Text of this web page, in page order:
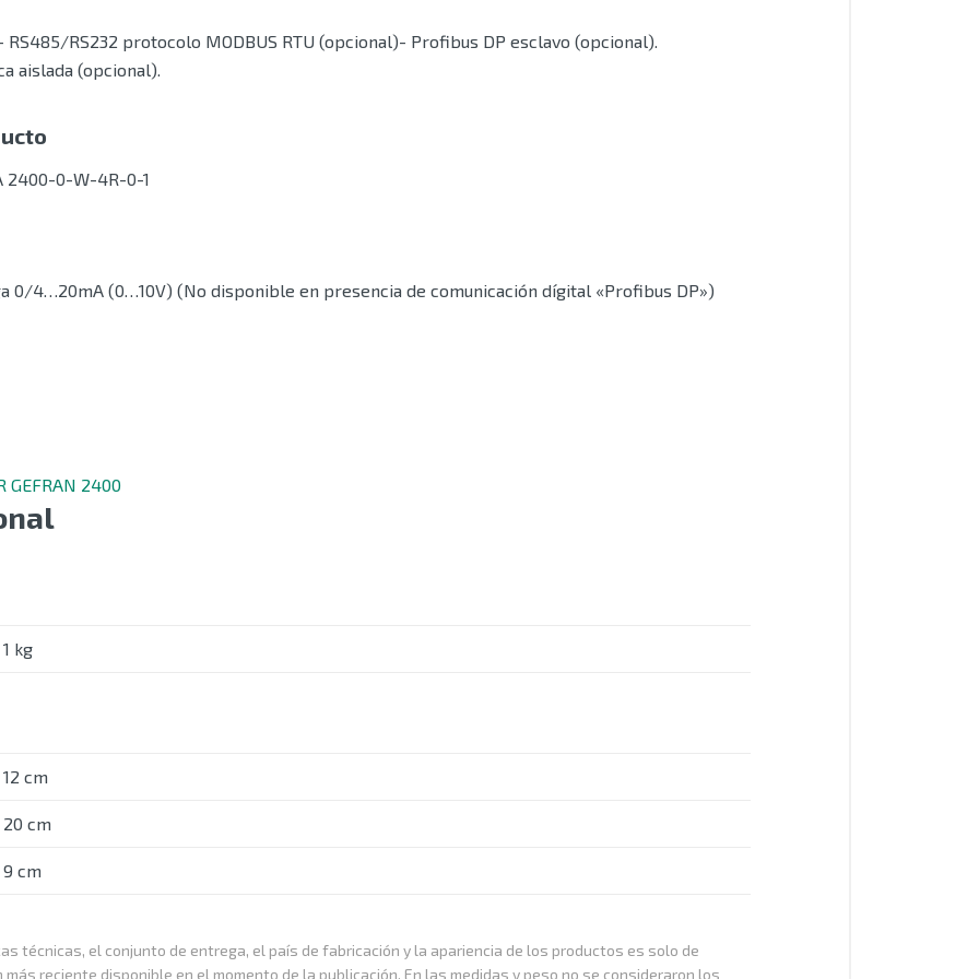
RS232 protocolo MODBUS RTU (opcional)- Profibus DP esclavo (opcional).
aislada (opcional).
2400-0-W-4R-0-1
0/4…20mA (0…10V) (No disponible en presencia de comunicación dígital «Profibus DP»)
GEFRAN 2400
1 kg
12 cm
20 cm
9 cm
técnicas, el conjunto de entrega, el país de fabricación y la apariencia de los productos es solo de
reciente disponible en el momento de la publicación. En las medidas y peso no se consideraron los